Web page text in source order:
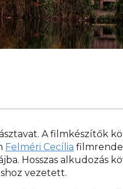
A filmkészítők
Felméri Cecília
Hosszas alkudozás
vezetett.